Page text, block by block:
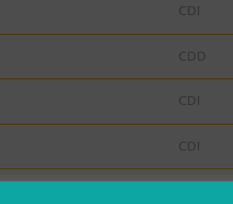
CDI
CDD
CDI
CDI